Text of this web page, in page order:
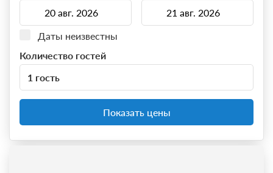
Даты неизвестны
Количество гостей
1 гость
Показать цены